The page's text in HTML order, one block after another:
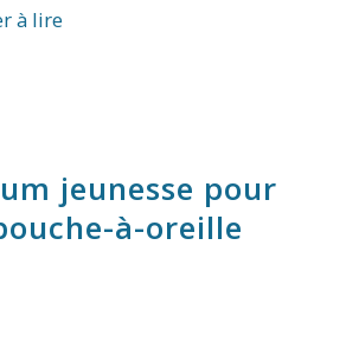
à lire
jeunesse pour
à-oreille